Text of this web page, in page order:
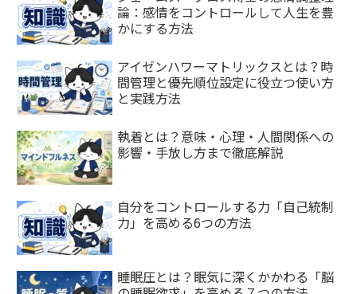
論：感情をコントロールして人生を豊
かにする方法
アイゼンハワーマトリックスとは？時
間管理と優先順位設定に役立つ使い方
と実践方法
執着とは？意味・心理・人間関係への
影響・手放し方まで徹底解説
自分をコントロールする力「自己統制
力」を高める6つの方法
睡眠圧とは？眠気に深くかかわる「脳